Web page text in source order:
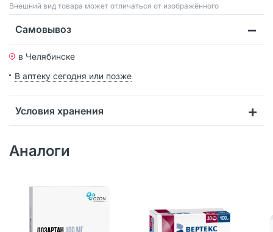
Bнешний вид товара может отличаться от изображённого
Самовывоз
в Челябинске
В аптеку сегодня или позже
Условия хранения
Аналоги